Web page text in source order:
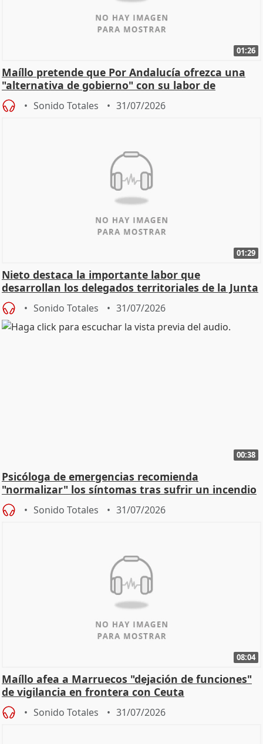
01:26
Maíllo pretende que Por Andalucía ofrezca una
"alternativa de gobierno" con su labor de
oposición
Sonido Totales 31/07/2026
01:29
Nieto destaca la importante labor que
desarrollan los delegados territoriales de la Junta
Sonido Totales 31/07/2026
00:38
Psicóloga de emergencias recomienda
"normalizar" los síntomas tras sufrir un incendio
Sonido Totales 31/07/2026
08:04
Maíllo afea a Marruecos "dejación de funciones"
de vigilancia en frontera con Ceuta
Sonido Totales 31/07/2026